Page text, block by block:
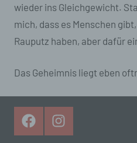
wieder ins Gleichgewicht.
mich, dass es Menschen
Rauputz haben, aber dafür
Das Geheimnis liegt eben
FacebookInstagram
Behörden, die im
möglicherweise
Dritter ist eine
Person, Behörde,